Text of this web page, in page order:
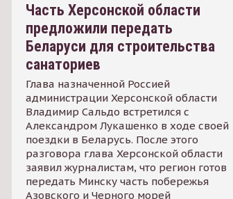
Часть Херсонской области
предложили передать
Беларуси для строительства
санаториев
Глава назначенной Россией
администрации Херсонской области
Владимир Сальдо встретился с
Александром Лукашенко в ходе своей
поездки в Беларусь. После этого
разговора глава Херсонской области
заявил журналистам, что регион готов
передать Минску часть побережья
Азовского и Черного морей